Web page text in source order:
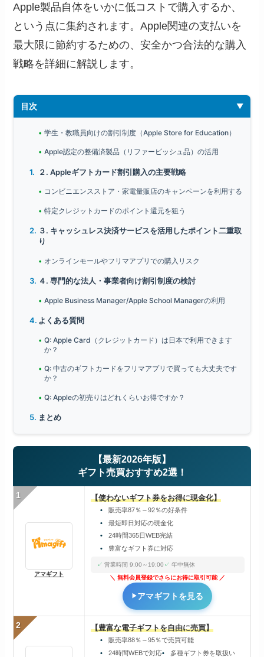
Apple製品自体をいかに低コストで購入するか、
という点に集約されます。Apple関連の支払いを
最大限に節約するための、安全かつ合法的な購入
戦略を詳細に解説します。
目次
学生・教職員向けの割引制度（Apple Store for Education）
Apple認定の整備済製品（リファービッシュ品）の活用
２. Appleギフトカード割引購入の主要戦略
コンビニエンスストア・家電量販店のキャンペーンを利用する
特定クレジットカードのポイント還元を狙う
３. キャッシュレス決済サービスを活用したポイント二重取
り
オンラインモールやフリマアプリでの購入リスク
４. 専門的な法人・事業者向け割引制度の検討
Apple Business Manager/Apple School Managerの利用
よくある質問
Q: Apple Card（クレジットカード）は日本で利用できます
か？
Q: 中古のギフトカードをフリマアプリで買っても大丈夫です
か？
Q: Appleの初売りはどれくらいお得ですか？
まとめ
【最新2026年版】
ギフト売買おすすめ2選！
1
アマギフト
【使わないギフト券をお得に現金化】
販売率87％～92％の好条件
最短即日対応の現金化
24時間365日WEB完結
豊富なギフト券に対応
営業時間 9:00～19:00
年中無休
無料会員登録でさらにお得に取引可能
アマギフトを見る
2 【豊富な電子ギフトを自由に売買】
販売率88％～95％で売買可能
24時間WEBで対応
多種ギフト券を取扱い